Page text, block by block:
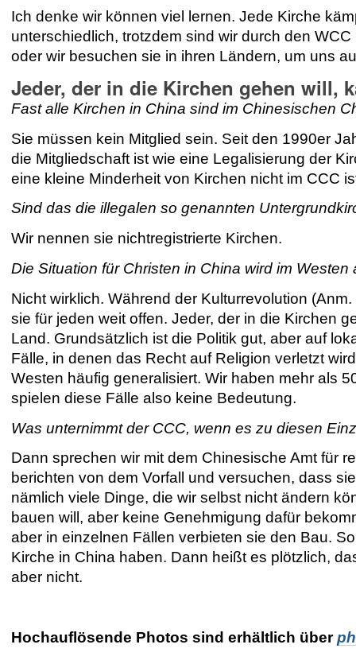
Ich denke wir können viel lernen. Jede Kirche
unterschiedlich, trotzdem sind wir durch den
oder wir besuchen sie in ihren Ländern, um uns
Jeder, der in die Kirchen gehen will,
Fast alle Kirchen in China sind im Chinesischen
Sie müssen kein Mitglied sein. Seit den 1990er
die Mitgliedschaft ist wie eine Legalisierung der
eine kleine Minderheit von Kirchen nicht im CCC
Sind das die illegalen so genannten
Wir nennen sie nichtregistrierte Kirchen.
Die Situation für Christen in China wird im
Nicht wirklich. Während der Kulturrevolution
sie für jeden weit offen. Jeder, der in die Kirchen
Land. Grundsätzlich ist die Politik gut, aber auf
Fälle, in denen das Recht auf Religion verletzt
Westen häufig generalisiert. Wir haben mehr als
spielen diese Fälle also keine Bedeutung.
Was unternimmt der CCC, wenn es zu diesen
Dann sprechen wir mit dem Chinesische Amt für
berichten von dem Vorfall und versuchen, dass
nämlich viele Dinge, die wir selbst nicht ändern
bauen will, aber keine Genehmigung dafür
aber in einzelnen Fällen verbieten sie den Bau.
Kirche in China haben. Dann heißt es plötzlich,
aber nicht.
Hochauflösende Photos sind erhältlich über